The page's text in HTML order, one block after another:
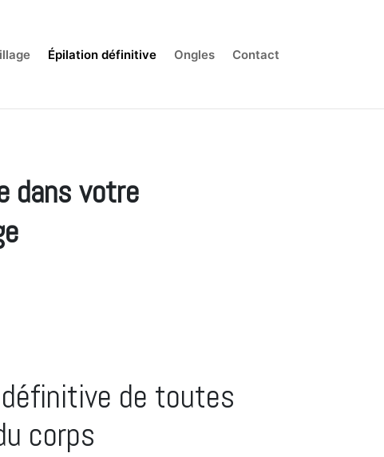
Épilation définitive Ongles Contact
dans votre
de toutes
corps